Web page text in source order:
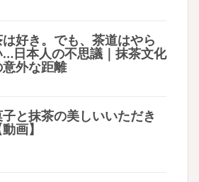
好き。でも、茶道はやら
日本人の不思議｜抹茶文化
意外な距離
と抹茶の美しいいただき
画】